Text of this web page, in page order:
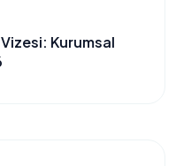
Kurumsal